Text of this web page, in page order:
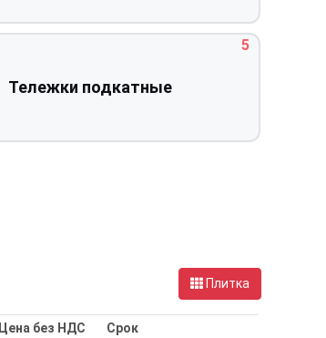
Тележки подкатные
5
Плитка
Цена без НДС
Срок